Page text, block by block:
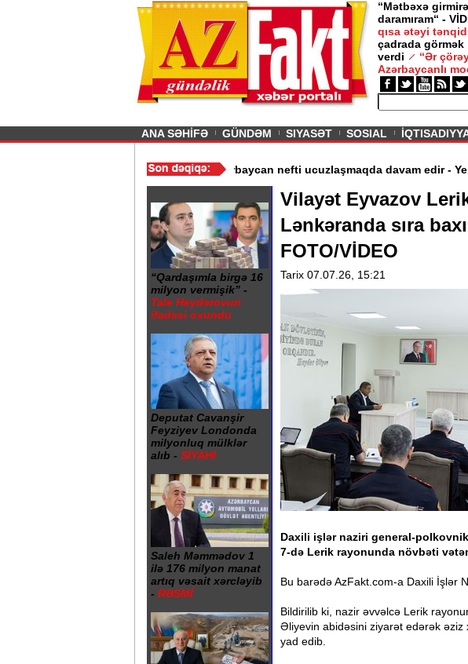
“Mətbəxə
daramıram“ -
qısa ətəyi
çadrada
verdi
“Ər
Azərbaycanlı
Previous
ANA SƏHİFƏ GÜNDƏM SIYASƏT SOSIAL
liftlərin istismarı dayandırıldı - Video/ Azərbaycan nefti ucuzlaşmaqda
“Qardaşımla birgə 16
milyon vermişik” -
Tale Heydərovun
ifadəsi oxundu
Deputat Cavanşir
Feyziyev Londonda
milyonluq mülklər
alıb - SİYAHI
Saleh Məmmədov 1
ilə 176 milyon manat
artıq vəsait xərcləyib
- RƏSMİ
Vilayət Eyvazov
Lənkəranda sıra
FOTO/VİDEO
Tarix 07.07.26, 15:21
Daxili işlər naziri general-
7-də Lerik rayonunda növbəti
Bu barədə AzFakt.com-a Daxili İşlər
Bildirilib ki, nazir əvvəlcə Lerik
Əliyevin abidəsini ziyarət edərək
yad edib.